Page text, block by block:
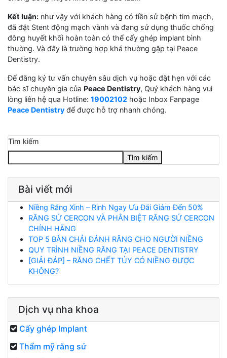
Kết luận: như vậy với khách hàng có tiền sử bệnh tim mạch,
đã đặt Stent động mạch vành và đang sử dụng thuốc chống
đông huyết khối hoàn toàn có thể cấy ghép implant bình
thường. Và đây là trường hợp khá thường gặp tại Peace
Dentistry.
Để đăng ký tư vấn chuyên sâu dịch vụ hoặc đặt hẹn với các
bác sĩ chuyên gia của Peace Dentistry, Quý khách hàng vui
lòng liên hệ qua Hotline: 19002102 hoặc Inbox Fanpage
Peace Dentistry để được hỗ trợ nhanh chóng.
Tìm kiếm
Tìm kiếm
Bài viết mới
Niềng Răng Xinh – Rinh Ngay Ưu Đãi Giảm Đến 50%
RĂNG SỨ CERCON VÀ PHÂN BIỆT RĂNG SỨ CERCON
CHÍNH HÃNG
TOP 5 BÀN CHẢI ĐÁNH RĂNG CHO NGƯỜI NIỀNG
QUY TRÌNH NIỀNG RĂNG TẠI PEACE DENTISTRY
[GIẢI ĐÁP] – RĂNG CHẾT TỦY CÓ NIỀNG ĐƯỢC
KHÔNG?
Dịch vụ nha khoa
Cấy ghép Implant
Thẩm mỹ răng sứ